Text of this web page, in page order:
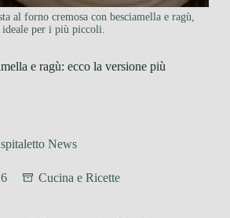
al forno cremosa con besciamella e ragù,
ideale per i più piccoli.
e ragù: ecco la versione più
News
Cucina e Ricette